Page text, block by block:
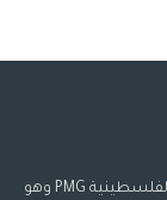
موقع غزة بوست هو احد خدمات المجموعة الإعلامية الفلسطينية PMG وهو